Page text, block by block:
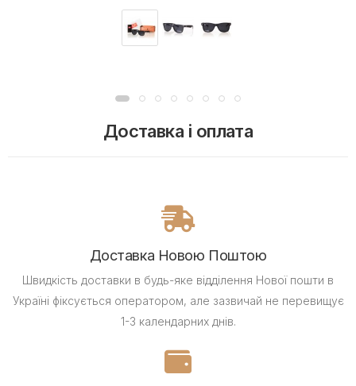
Доставка і оплата
Доставка Новою Поштою
Швидкість доставки в будь-яке відділення Нової пошти в
Україні фіксується оператором, але зазвичай не перевищує
1-3 календарних днів.